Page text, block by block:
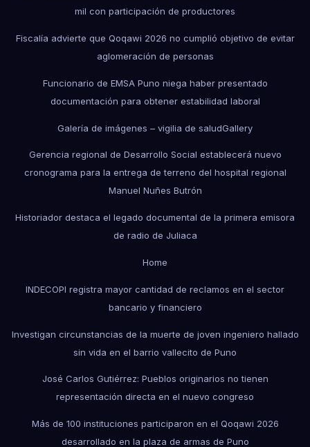
mil con participación de productores
Fiscalía advierte que Qoqawi 2026 no cumplió objetivo de evitar
aglomeración de personas
Funcionario de EMSA Puno niega haber presentado
documentación para obtener estabilidad laboral
Galería de imágenes – vigilia de saludGallery
Gerencia regional de Desarrollo Social establecerá nuevo
cronograma para la entrega de terreno del hospital regional
Manuel Nuñes Butrón
Historiador destaca el legado documental de la primera emisora
de radio de Juliaca
Home
INDECOPI registra mayor cantidad de reclamos en el sector
bancario y financiero
Investigan circunstancias de la muerte de joven ingeniero hallado
sin vida en el barrio vallecito de Puno
José Carlos Gutiérrez: Pueblos originarios no tienen
representación directa en el nuevo congreso
Más de 100 instituciones participaron en el Qoqawi 2026
desarrollado en la plaza de armas de Puno